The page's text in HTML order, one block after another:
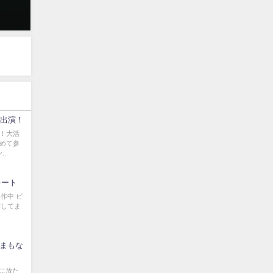
演！
大活
て参
...
ト
中 ビ
てま
もな
放た